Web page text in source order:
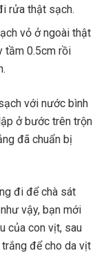
rửa thật sạch.
vỏ ở ngoài thật
tầm 0.5cm rồi
với nước bình
ở bước trên trộn
đã chuẩn bị
đi để chà sát
vậy, bạn mới
của con vịt, sau
để cho da vịt